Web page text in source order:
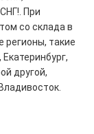
При
со склада в
регионы, такие
другой,